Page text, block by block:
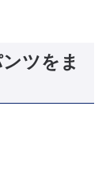
ツをま